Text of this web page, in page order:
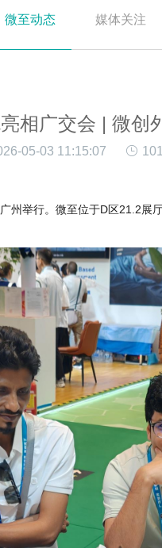
微至动态 媒体关注
相广交会 | 微创
05-03 11:15:07
州举行。微至位于D区21.2